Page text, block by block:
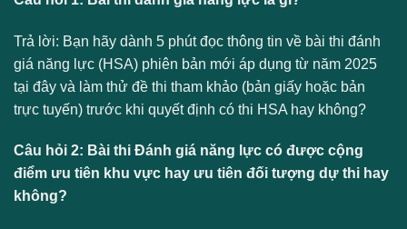
Trả lời: Bạn hãy dành 5 phút đọc thông tin về bài thi đánh
giá năng lực (HSA) phiên bản mới áp dụng từ năm 2025
tại đây và làm thử đề thi tham khảo (bản giấy hoặc bản
trực tuyến) trước khi quyết định có thi HSA hay không?
Câu hỏi 2: Bài thi Đánh giá năng lực có được cộng
điểm ưu tiên khu vực hay ưu tiên đối tượng dự thi hay
không?